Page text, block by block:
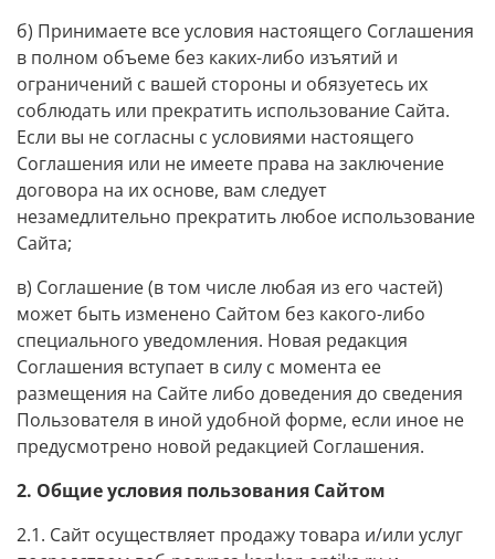
б) Принимаете все условия настоящего Соглашения
в полном объеме без каких-либо изъятий и
ограничений с вашей стороны и обязуетесь их
соблюдать или прекратить использование Сайта.
Если вы не согласны с условиями настоящего
Соглашения или не имеете права на заключение
договора на их основе, вам следует
незамедлительно прекратить любое использование
Сайта;
в) Соглашение (в том числе любая из его частей)
может быть изменено Сайтом без какого-либо
специального уведомления. Новая редакция
Соглашения вступает в силу с момента ее
размещения на Сайте либо доведения до сведения
Пользователя в иной удобной форме, если иное не
предусмотрено новой редакцией Соглашения.
2. Общие условия пользования Сайтом
2.1. Сайт осуществляет продажу товара и/или услуг